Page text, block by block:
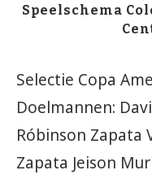
Speelschema
Selectie Copa
Doelmannen:
Róbinson Zapata
Zapata Jeison